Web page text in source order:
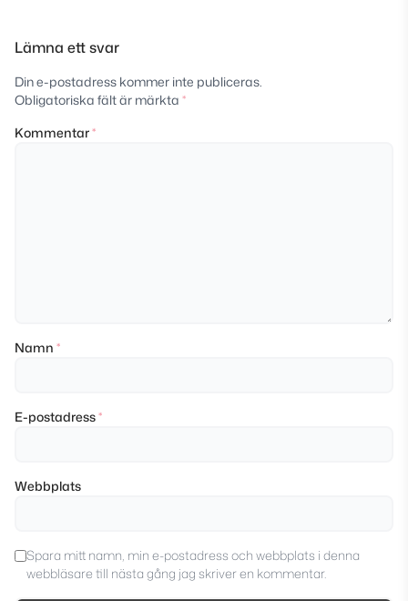
Lämna ett svar
Din e-postadress kommer inte publiceras.
Obligatoriska fält är märkta *
Kommentar*
Namn *
E-postadress*
Webbplats
Spara mitt namn, min e-postadress och webbplats i denna
webbläsare till nästa gång jag skriver en kommentar.